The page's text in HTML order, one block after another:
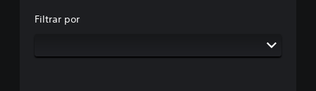
Filtrar por